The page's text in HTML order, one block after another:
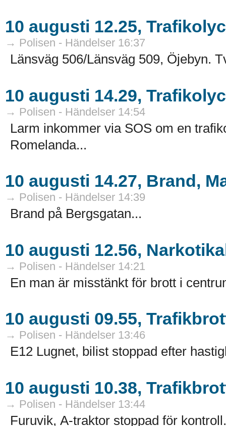
10 augusti 12.25,
→ Polisen - Händelser 16:37
Länsväg 506/Länsväg 509, Öjebyn.
10 augusti 14.29,
→ Polisen - Händelser 14:54
Larm inkommer via SOS om en
Romelanda...
10 augusti 14.27, Brand,
→ Polisen - Händelser 14:39
Brand på Bergsgatan...
10 augusti 12.56,
→ Polisen - Händelser 14:21
En man är misstänkt för brott i
10 augusti 09.55,
→ Polisen - Händelser 13:46
E12 Lugnet, bilist stoppad efter
10 augusti 10.38,
→ Polisen - Händelser 13:44
Furuvik, A-traktor stoppad för